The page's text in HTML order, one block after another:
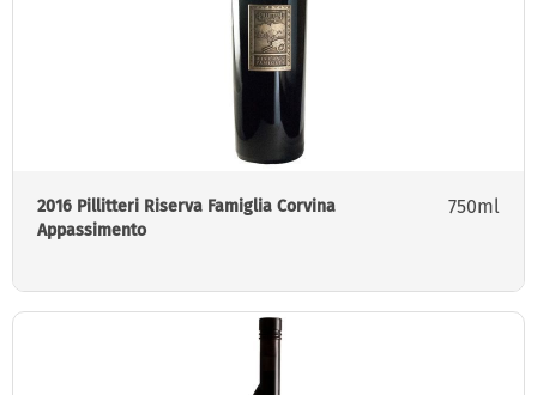
2016 Pillitteri Riserva Famiglia Corvina
Appassimento
750ml